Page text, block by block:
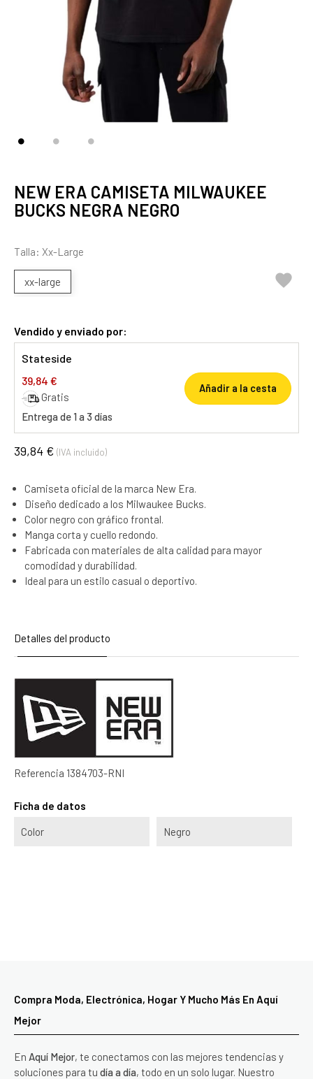
NEW ERA CAMISETA MILWAUKEE
BUCKS NEGRA NEGRO
Talla: Xx-Large
xx-large 
Vendido y enviado por:
Stateside
39,84 €
Gratis
Entrega de 1 a 3 días
Añadir a la cesta
39,84 € (IVA incluido)
Camiseta oficial de la marca New Era.
Diseño dedicado a los Milwaukee Bucks.
Color negro con gráfico frontal.
Manga corta y cuello redondo.
Fabricada con materiales de alta calidad para mayor
comodidad y durabilidad.
Ideal para un estilo casual o deportivo.
Detalles del producto
Referencia 1384703-RNI
Ficha de datos
Color Negro
Compra Moda, Electrónica, Hogar Y Mucho Más En Aquí
Mejor
En Aquí Mejor, te conectamos con las mejores tendencias y
soluciones para tu día a día, todo en un solo lugar. Nuestro